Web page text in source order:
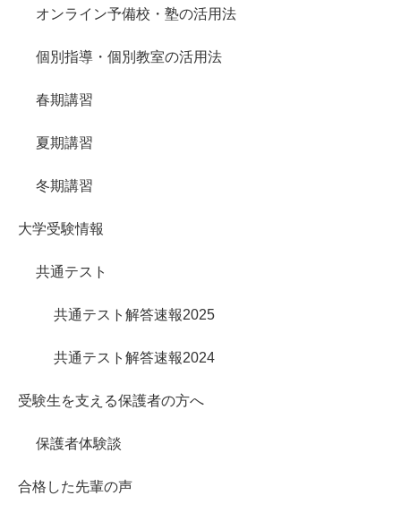
オンライン予備校・塾の活用法
個別指導・個別教室の活用法
春期講習
夏期講習
冬期講習
大学受験情報
共通テスト
共通テスト解答速報2025
共通テスト解答速報2024
受験生を支える保護者の方へ
保護者体験談
合格した先輩の声